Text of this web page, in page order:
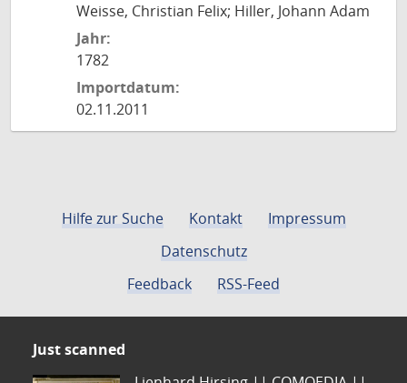
Weisse, Christian Felix; Hiller, Johann Adam
Jahr:
1782
Importdatum:
02.11.2011
Hilfe zur Suche Kontakt
Impressum
Datenschutz
Feedback
RSS-Feed
Just scanned